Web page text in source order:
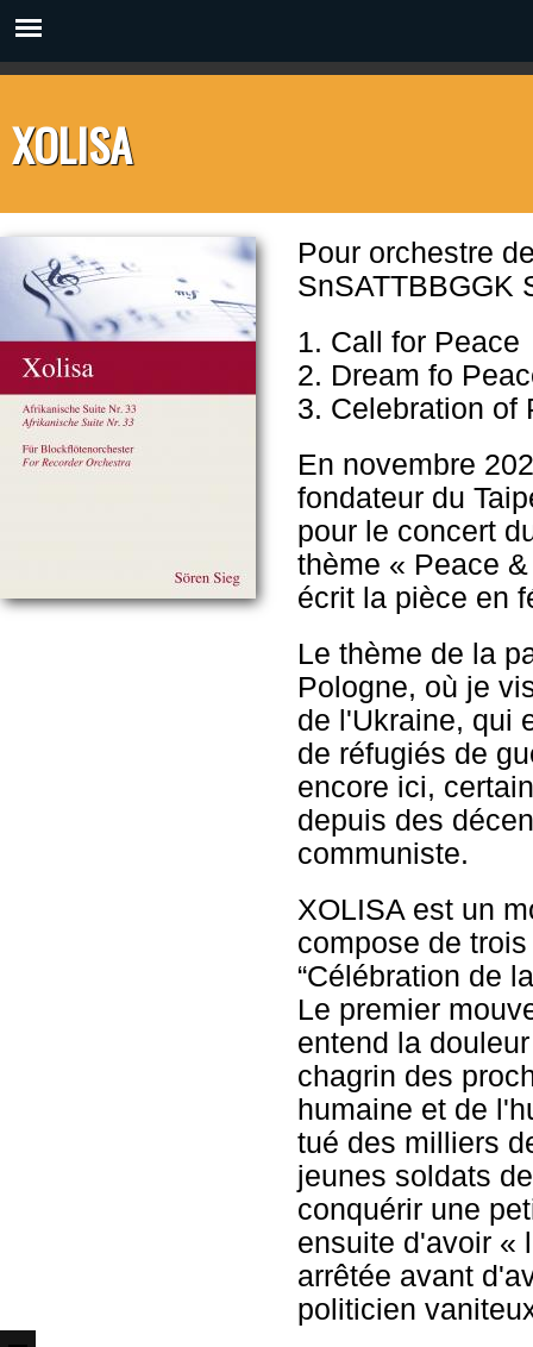
XOLISA
Pour orchestre
SnSATTBBGGK
1. Call for Peace
2. Dream fo
3. Celebration of
En novembre
fondateur du
pour le concert
thème « Peace
écrit la pièce en
Le thème de la
Pologne, où je
de l'Ukraine, qui
de réfugiés de
encore ici,
depuis des
communiste.
XOLISA est un
compose de
“Célébration de
Le premier
entend la
chagrin des
humaine et de
tué des milliers
jeunes soldats
conquérir une
ensuite d'avoir «
arrêtée avant
politicien